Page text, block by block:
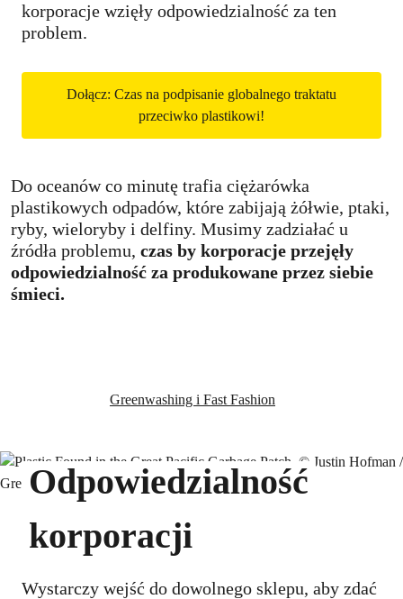
korporacje wzięły odpowiedzialność za ten
problem.
Dołącz: Czas na podpisanie globalnego traktatu
przeciwko plastikowi!
Do oceanów co minutę trafia ciężarówka
plastikowych odpadów, które zabijają żółwie, ptaki,
ryby, wieloryby i delfiny. Musimy zadziałać u
źródła problemu, czas by korporacje przejęły
odpowiedzialność za produkowane przez siebie
śmieci.
Greenwashing i Fast Fashion
Odpowiedzialność
korporacji
Wystarczy wejść do dowolnego sklepu, aby zdać